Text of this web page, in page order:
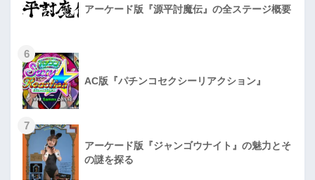
アーケード版『源平討魔伝』の全ステージ概要
6
AC版『パチンコセクシーリアクション』
7
アーケード版『ジャンゴウナイト』の魅力とそ
の謎を探る